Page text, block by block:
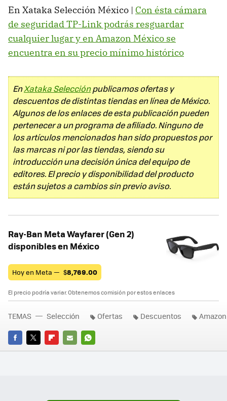
En Xataka Selección México | Con ésta cámara
de seguridad TP-Link podrás resguardar
cualquier lugar y en Amazon México se
encuentra en su precio mínimo histórico
EnXataka Selecciónpublicamos ofertas y
descuentos de distintas tiendas en línea de México.
Algunos de los enlaces de esta publicación pueden
pertenecer a un programa de afiliado. Ninguno de
los artículos mencionados han sido propuestos por
las marcas ni por las tiendas, siendo su
introducción una decisión única del equipo de
editores. El precio y disponibilidad del producto
están sujetos a cambios sin previo aviso.
Ray-Ban Meta Wayfarer (Gen 2)
disponibles en México
Hoy en Meta — $8,769.00
El precio podría variar. Obtenemos comisión por estos enlaces
FACEBOOK
TWITTERFLIPBOARD
E-
WHATSAPP
TEMAS Selección Ofertas Descuentos